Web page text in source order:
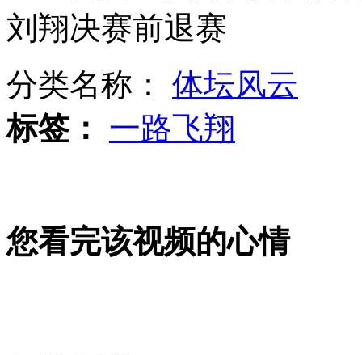
中央气象台继续发布台风橙色预警
刘翔决赛前退赛
分类名称： 体坛风云
标签：
一路飞翔
您看完该视频的心情